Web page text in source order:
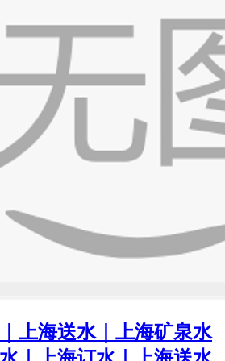
上海送水｜上海矿泉水